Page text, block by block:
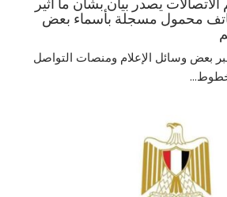
محمول مسجلة بأسماء بعض
بعض وسائل الإعلام ومنصات التواصل